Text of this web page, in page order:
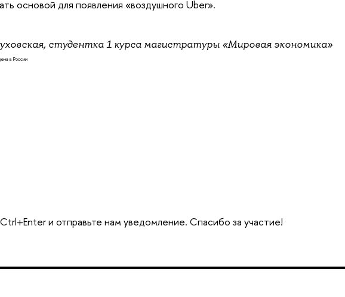
основой для появления «воздушного Uber».
студентка 1 курса магистратуры «Мировая экономика»
в России
и отправьте нам уведомление. Спасибо за участие!